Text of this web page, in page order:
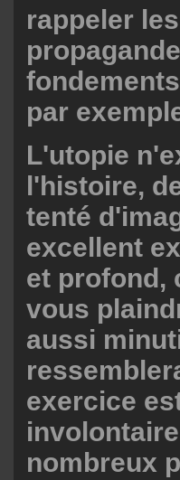
rappeler
par
L'utopie
l'histoire,
tenté
excellent
et profond,
vous
aussi
exercice
nombreux